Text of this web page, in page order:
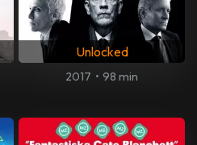
Unlocked
2017 • 98 min